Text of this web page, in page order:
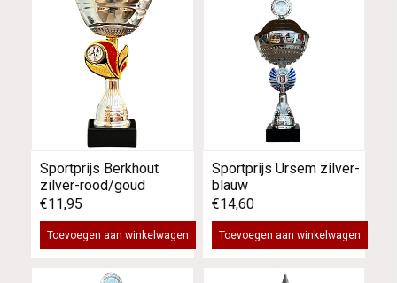
Sportprijs Berkhout
zilver-rood/goud
€11,95
Toevoegen aan winkelwagen
Sportprijs Ursem zilver-
blauw
€14,60
Toevoegen aan winkelwagen